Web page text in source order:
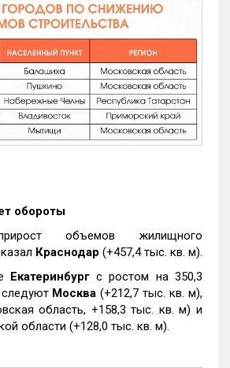
обороты
объемов жилищного
Краснодар (+457,4 тыс. кв. м).
Екатеринбургс ростом на 350,3
Москва (+212,7 тыс. кв. м),
область, +158,3 тыс. кв. м) и
области (+128,0 тыс. кв. м).